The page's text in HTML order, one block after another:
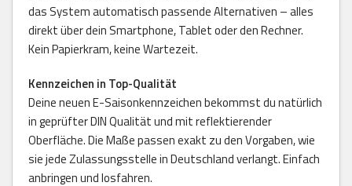
das System automatisch passende Alternativen – alles
direkt über dein Smartphone, Tablet oder den Rechner.
Kein Papierkram, keine Wartezeit.
Kennzeichen in Top-Qualität
Deine neuen E-Saisonkennzeichen bekommst du natürlich
in geprüfter DIN Qualität und mit reflektierender
Oberfläche. Die Maße passen exakt zu den Vorgaben, wie
sie jede Zulassungsstelle in Deutschland verlangt. Einfach
anbringen und losfahren.